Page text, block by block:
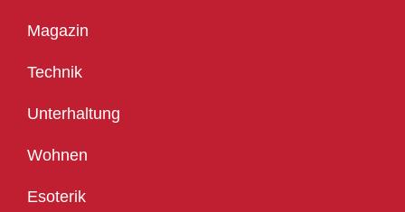
Magazin
Technik
Unterhaltung
Wohnen
Esoterik